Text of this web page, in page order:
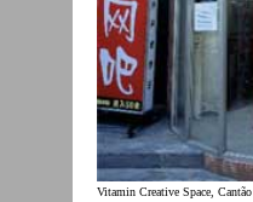
Vitamin Creative Space, Cantão